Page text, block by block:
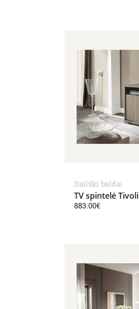
Itališki baldai
TV spintelė Tivoli
883.00€